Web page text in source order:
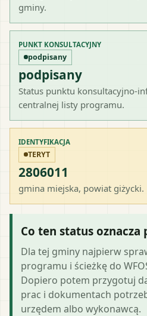
gminy.
PUNKT KONSULTACYJNY
podpisany
podpisany
Status punktu konsultacyjno-
centralnej listy programu.
IDENTYFIKACJA
TERYT
2806011
gmina miejska, powiat giżycki.
Co ten status
Dla tej gminy najpierw
programu i ścieżkę do
Dopiero potem przygotuj
prac i dokumentach
urzędem albo wykonawcą.